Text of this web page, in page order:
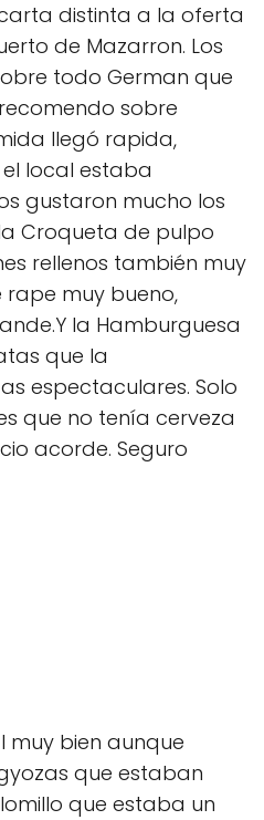
distinta a la oferta
de Mazarron. Los
todo German que
sobre
llegó rapida,
local estaba
gustaron mucho los
Croqueta de pulpo
rellenos también muy
rape muy bueno,
la Hamburguesa
que la
espectaculares. Solo
que no tenía cerveza
acorde. Seguro
muy bien aunque
que estaban
que estaba un